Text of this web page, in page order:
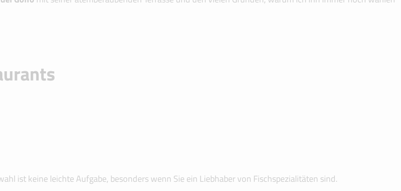
ist keine leichte Aufgabe, besonders wenn Sie ein Liebhaber von Fischspezialitäten sind.